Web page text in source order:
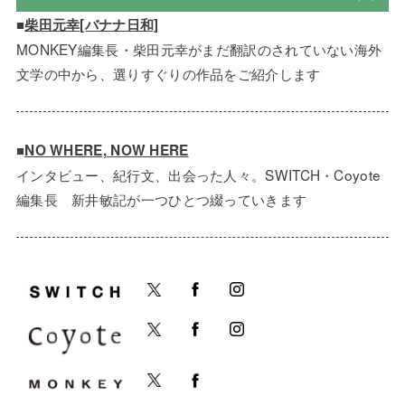
■柴田元幸[バナナ日和]
MONKEY編集長・柴田元幸がまだ翻訳のされていない海外
文学の中から、選りすぐりの作品をご紹介します
■NO WHERE, NOW HERE
インタビュー、紀行文、出会った人々。SWITCH・Coyote
編集長 新井敏記が一つひとつ綴っていきます